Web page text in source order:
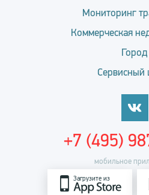
Мониторинг
Коммерческая
Город
Сервисный
мобильное
Загрузите из
+7 (495)